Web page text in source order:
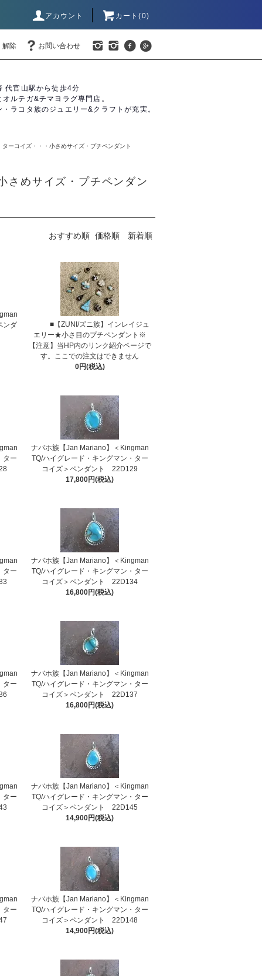
アカウント カート(0)
解除 お問い合わせ
代官山駅から徒歩4分
ルテガ&チマヨラグ専門店。
ラコタ族のジュエリー&クラフトが充実。
ーコイズ・・・小さめサイズ・プチペンダント
さめサイズ・プチペンダン
おすすめ順 価格順 新着順
ンダ
■【ZUNI/ズニ族】インレイジュ
エリー★小さ目のプチペンダント※
【注意】当HP内のリンク紹介ページで
す。ここでの注文はできません
0円(税込)
ター
ナバホ族【Jan Mariano】＜Kingman
TQ/ハイグレード・キングマン・ター
コイズ＞ペンダント 22D129
17,800円(税込)
ター
ナバホ族【Jan Mariano】＜Kingman
TQ/ハイグレード・キングマン・ター
コイズ＞ペンダント 22D134
16,800円(税込)
ター
ナバホ族【Jan Mariano】＜Kingman
TQ/ハイグレード・キングマン・ター
コイズ＞ペンダント 22D137
16,800円(税込)
ター
ナバホ族【Jan Mariano】＜Kingman
TQ/ハイグレード・キングマン・ター
コイズ＞ペンダント 22D145
14,900円(税込)
ター
ナバホ族【Jan Mariano】＜Kingman
TQ/ハイグレード・キングマン・ター
コイズ＞ペンダント 22D148
14,900円(税込)